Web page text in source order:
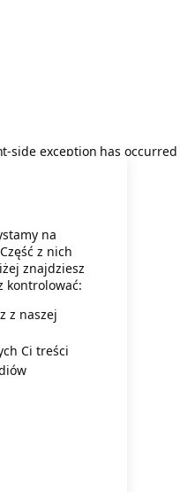
side exception has occurred
na
z nich
znajdziesz
kontrolować:
z naszej
Ci treści